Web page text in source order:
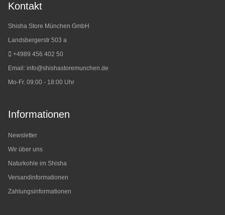
Kontakt
Shisha Store München GmbH
Landsbergerstr 503 a
+4989 456 402 50
Email: info@shishastoremunchen.de
Mo-Fr. 09:00 - 18:00 Uhr
Informationen
Newsletter
Wir über uns
Naturkohle im Shisha
Versandinformationen
Zahlungsinformationen